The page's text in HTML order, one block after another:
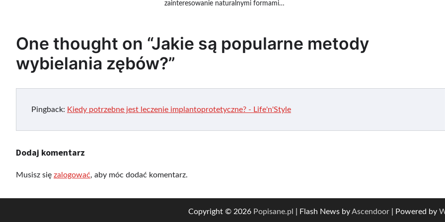
zainteresowanie naturalnymi formami…
One thought on “Jakie są popularne metody
wybielania zębów?”
Pingback: Kiedy potrzebne jest leczenie implantoprotetyczne? - Life'n'Style
Dodaj komentarz
Musisz się zalogować, aby móc dodać komentarz.
Copyright © 2026 Popisane.pl | Flash News byAscendoor| Powered by